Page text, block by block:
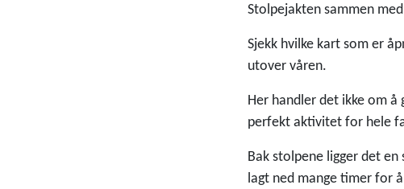
Stolpejakten sammen
Sjekk hvilke kart som er
utover våren.
Her handler det ikke om å
perfekt aktivitet for hele
Bak stolpene ligger det
lagt ned mange timer for